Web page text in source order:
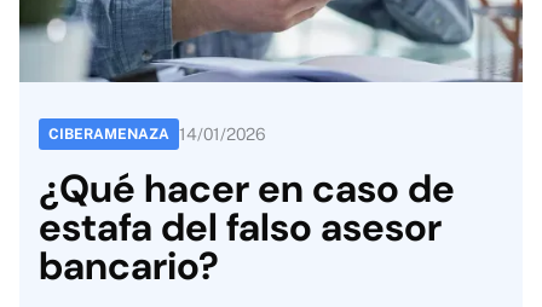
CIBERAMENAZA 14/01/2026
¿Qué hacer en caso de
estafa del falso asesor
bancario?